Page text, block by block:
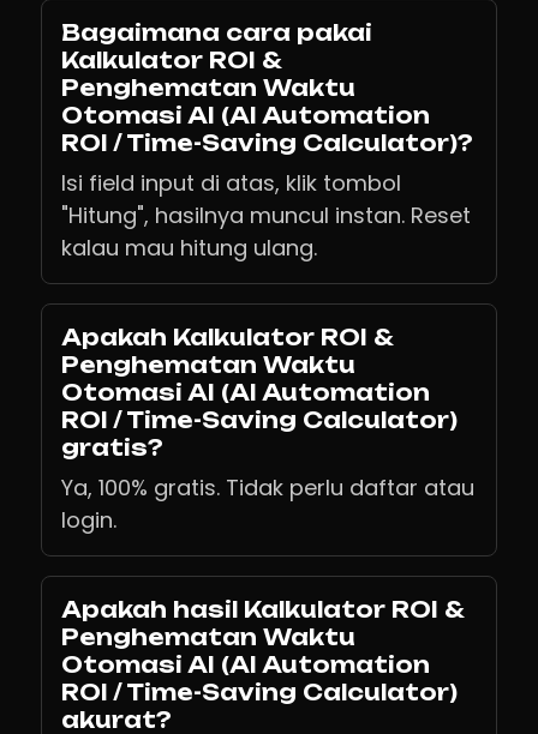
Bagaimana cara pakai
Kalkulator ROI &
Penghematan Waktu
Otomasi AI (AI Automation
ROI / Time-Saving Calculator)?
Isi field input di atas, klik tombol
"Hitung", hasilnya muncul instan. Reset
kalau mau hitung ulang.
Apakah Kalkulator ROI &
Penghematan Waktu
Otomasi AI (AI Automation
ROI / Time-Saving Calculator)
gratis?
Ya, 100% gratis. Tidak perlu daftar atau
login.
Apakah hasil Kalkulator ROI &
Penghematan Waktu
Otomasi AI (AI Automation
ROI / Time-Saving Calculator)
akurat?